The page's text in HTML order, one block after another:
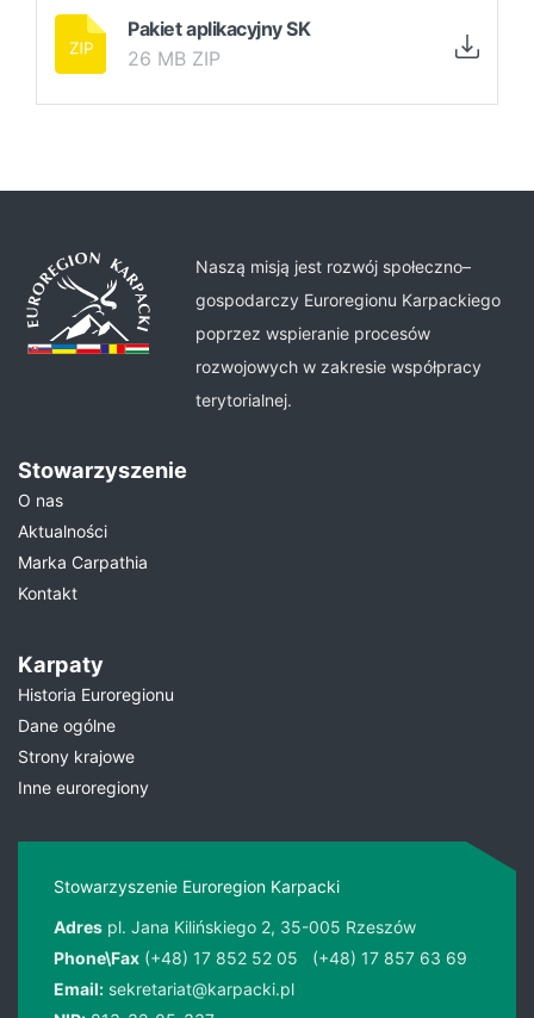
Pakiet aplikacyjny SK
26 MB ZIP
Naszą misją jest rozwój społeczno–
gospodarczy Euroregionu Karpackiego
poprzez wspieranie procesów
rozwojowych w zakresie współpracy
terytorialnej.
Stowarzyszenie
O nas
Aktualności
Marka Carpathia
Kontakt
Karpaty
Historia Euroregionu
Dane ogólne
Strony krajowe
Inne euroregiony
Stowarzyszenie Euroregion Karpacki
Adres pl. Jana Kilińskiego 2, 35-005 Rzeszów
Phone\Fax (+48) 17 852 52 05
(+48) 17 857 63 69
Email: sekretariat@karpacki.pl